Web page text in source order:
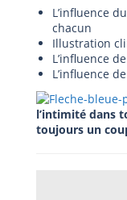
L’influence
chacun
Illustration
L’influence
L’influence
l’intimité dans
toujours un